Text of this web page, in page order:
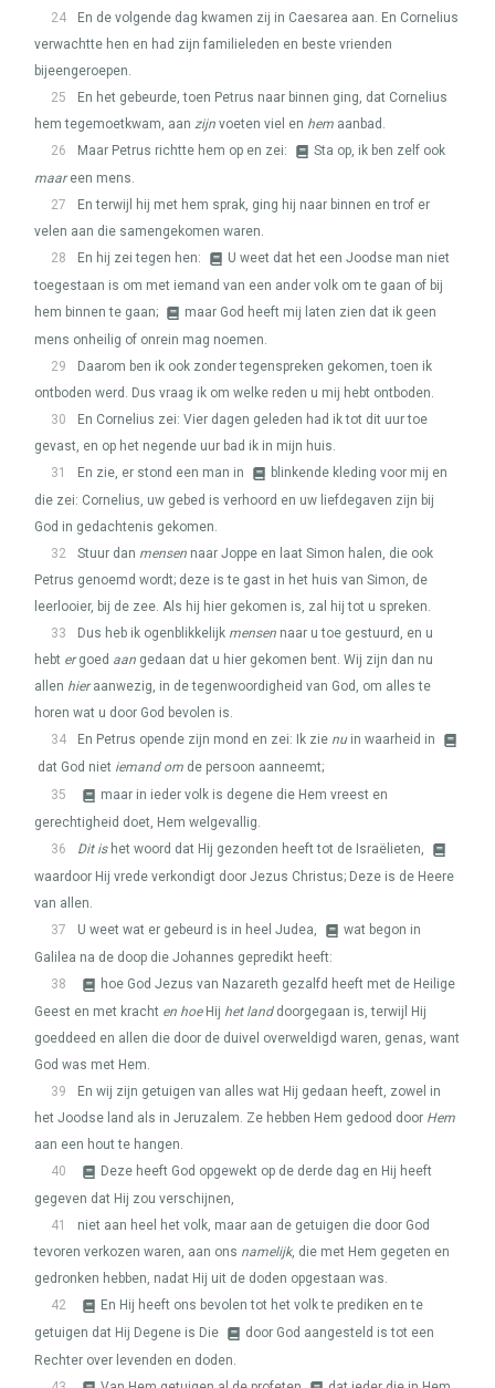
24
En de volgende dag kwamen zij in Caesarea aan. En Cornelius
verwachtte hen en had zijn familieleden en beste vrienden
bijeengeroepen.
25
En het gebeurde, toen Petrus naar binnen ging, dat Cornelius
hem tegemoetkwam, aan zijn voeten viel en hem aanbad.
26
Maar Petrus richtte hem op en zei:
Sta op, ik ben zelf ook
maareen mens.
27
En terwijl hij met hem sprak, ging hij naar binnen en trof er
velen aan die samengekomen waren.
28
En hij zei tegen hen:
U weet dat het een Joodse man niet
toegestaan is om met iemand van een ander volk om te gaan of bij
hem binnen te gaan;
maar God heeft mij laten zien dat ik geen
mens onheilig of onrein mag noemen.
29
Daarom ben ik ook zonder tegenspreken gekomen, toen ik
ontboden werd. Dus vraag ik om welke reden u mij hebt ontboden.
30
En Cornelius zei: Vier dagen geleden had ik tot dit uur toe
gevast, en op het negende uur bad ik in mijn huis.
31
En zie, er stond een man in
blinkende kleding voor mij en
die zei: Cornelius, uw gebed is verhoord en uw liefdegaven zijn bij
God in gedachtenis gekomen.
32
Stuur dan mensen naar Joppe en laat Simon halen, die ook
Petrus genoemd wordt; deze is te gast in het huis van Simon, de
leerlooier, bij de zee. Als hij hier gekomen is, zal hij tot u spreken.
33
Dus heb ik ogenblikkelijk mensen naar u toe gestuurd, en u
hebt ergoed aan gedaan dat u hier gekomen bent. Wij zijn dan nu
allen hieraanwezig, in de tegenwoordigheid van God, om alles te
horen wat u door God bevolen is.
34
En Petrus opende zijn mond en zei: Ik zie nuin waarheid in
dat God niet iemand om de persoon aanneemt;
35
maar in ieder volk is degene die Hem vreest en
gerechtigheid doet, Hem welgevallig.
36
Dit ishet woord dat Hij gezonden heeft tot de Israëlieten,
waardoor Hij vrede verkondigt door Jezus Christus; Deze is de Heere
van allen.
37
U weet wat er gebeurd is in heel Judea,
wat begon in
Galilea na de doop die Johannes gepredikt heeft:
38
hoe God Jezus van Nazareth gezalfd heeft met de Heilige
Geest en met kracht en hoeHij het landdoorgegaan is, terwijl Hij
goeddeed en allen die door de duivel overweldigd waren, genas, want
God was met Hem.
39
En wij zijn getuigen van alles wat Hij gedaan heeft, zowel in
het Joodse land als in Jeruzalem. Ze hebben Hem gedood door Hem
aan een hout te hangen.
40
Deze heeft God opgewekt op de derde dag en Hij heeft
gegeven dat Hij zou verschijnen,
41
niet aan heel het volk, maar aan de getuigen die door God
tevoren verkozen waren, aan ons namelijk, die met Hem gegeten en
gedronken hebben, nadat Hij uit de doden opgestaan was.
42
En Hij heeft ons bevolen tot het volk te prediken en te
getuigen dat Hij Degene is Die
door God aangesteld is tot een
Rechter over levenden en doden.